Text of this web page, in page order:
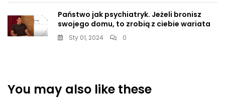
Państwo jak psychiatryk. Jeżeli bronisz
swojego domu, to zrobią z ciebie wariata
Sty 01, 2024 0
You may also like these